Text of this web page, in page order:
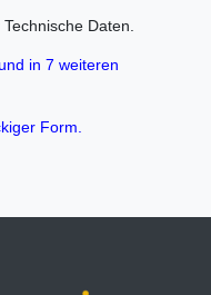
Daten.
in 7 weiteren
Form.